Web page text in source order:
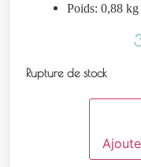
Poids: 0,88 kg
Rupture de stock